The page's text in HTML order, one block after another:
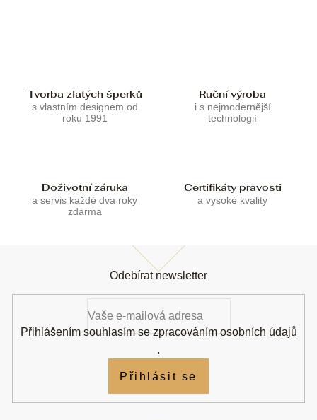
Tvorba zlatých šperků
s vlastním designem od
roku 1991
Ruční výroba
i s nejmodernější
technologií
Doživotní záruka
a servis každé dva roky
zdarma
Certifikáty pravosti
a vysoké kvality
Odebírat newsletter
Přihlášením souhlasím se zpracováním osobních údajů
.
Přihlásit se